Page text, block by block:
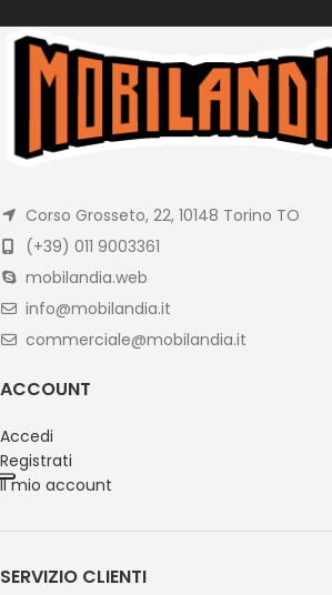
Corso Grosseto, 22, 10148 Torino TO
(+39) 011 9003361
mobilandia.web
info@mobilandia.it
commerciale@mobilandia.it
ACCOUNT
Accedi
Registrati
Il mio account
SERVIZIO CLIENTI